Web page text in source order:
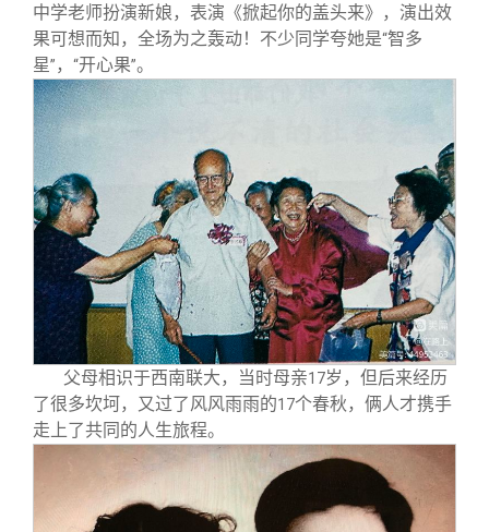
中学老师扮演新娘，表演《掀起你的盖头来》，演出效
果可想而知，全场为之轰动！不少同学夸她是“智多
星” ， “开心果”。
父母相识于西南联大，当时母亲17岁，但后来经历
了很多坎坷，又过了风风雨雨的17个春秋，俩人才携手
走上了共同的人生旅程。